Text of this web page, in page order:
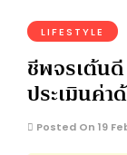
LIFESTYLE
ชีพจรเต้นดี
ประเมินค่
Posted On 19